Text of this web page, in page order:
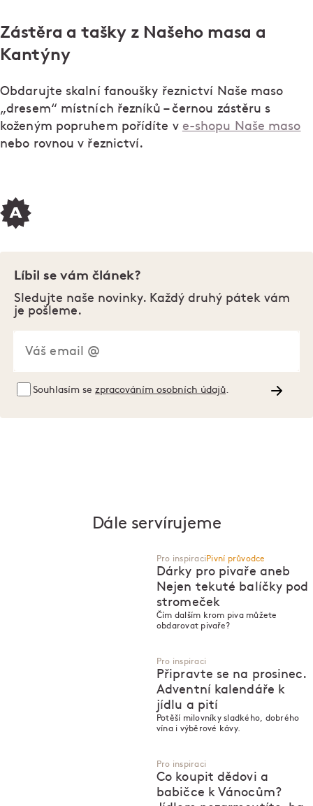
Zástěra a tašky z Našeho masa a
Kantýny
Obdarujte skalní fanoušky řeznictví Naše maso
„dresem“ místních řezníků – černou zástěru s
koženým popruhem pořídíte v e-shopu Naše maso
nebo rovnou v řeznictví.
Líbil se vám článek?
Sledujte naše novinky. Každý druhý pátek vám
je pošleme.
Souhlasím se zpracováním osobních údajů
Dále servírujeme
Pro inspiraci Pivní průvodce
Dárky pro pivaře aneb
Nejen tekuté balíčky pod
stromeček
Čím dalším krom piva můžete
obdarovat pivaře?
Pro inspiraci
Připravte se na prosinec.
Adventní kalendáře k
jídlu a pití
Potěší milovníky sladkého, dobrého
vína i výběrové kávy.
Pro inspiraci
Co koupit dědovi a
babičce k Vánocům?